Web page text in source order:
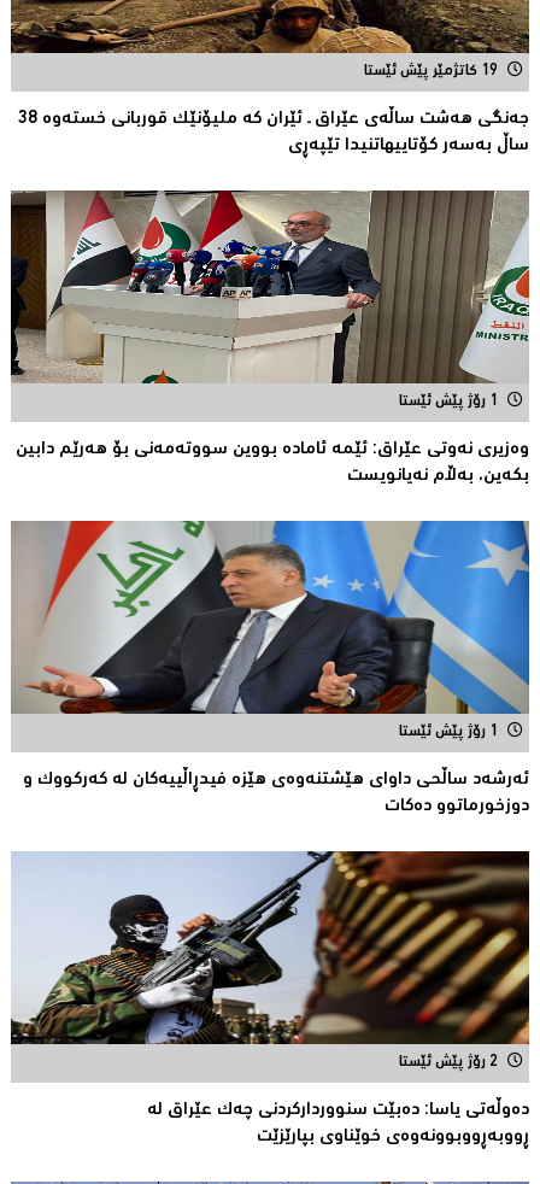
19 کاتژمێر پێش ئێستا
جەنگی هەشت ساڵەی عێراق ـ ئێران کە ملیۆنێک قوربانى خستەوە 38
ساڵ بەسەر كۆتاییهاتنیدا تێپەڕى
1 رۆژ پێش ئێستا
وەزیری نەوتی عێراق: ئێمە ئامادە بووین سووتەمەنی بۆ هەرێم دابین
بكەین، بەڵام نەیانویست
1 رۆژ پێش ئێستا
ئەرشەد ساڵحی داواى هێشتنەوەى هێزە فیدڕاڵییەکان لە كەركووك و
دوزخورماتوو دەکات
2 رۆژ پێش ئێستا
دەوڵەتی یاسا: دەبێت سنوورداركردنی چەك عێراق لە
ڕووبەڕووبوونەوەی خوێناوی بپارێزێت